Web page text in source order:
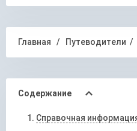
Главная Путеводители
Содержание
Справочная